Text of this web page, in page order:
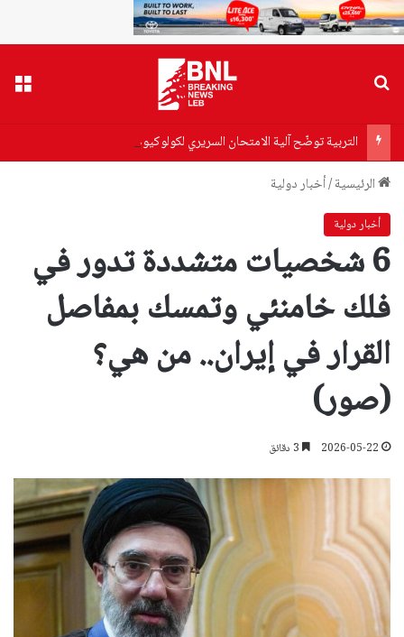
التربية توضّح آلية الامتحان السريري لكولوكيوم الطب العام
الرئيسية/أخبار دولية
أخبار دولية
6 شخصيات متشددة تدور في
فلك خامنئي وتمسك بمفاصل
القرار في إيران.. من هي؟
(صور)
2026-05-22